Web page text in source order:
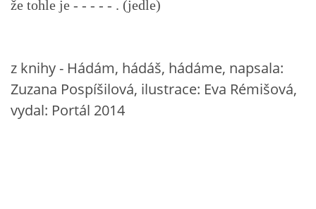
POHYBOVÉ AKTIVITY NA TÉMA JARO
PÍSNĚ K TÉMATU LÉTO
že tohle je - - - - - . (jedle)
z knihy - Hádám, hádáš, hádáme, napsala:
Zuzana Pospíšilová, ilustrace: Eva Rémišová,
vydal: Portál 2014